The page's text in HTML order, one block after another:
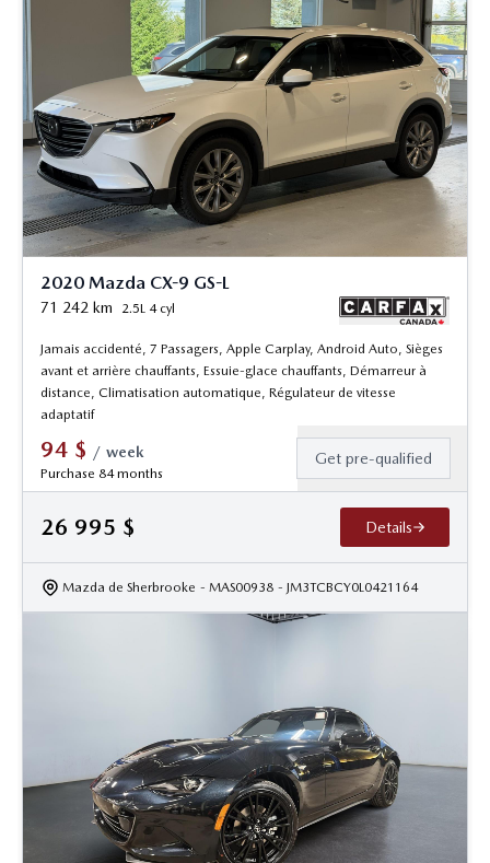
2020 Mazda CX-9 GS-L
71 242 km 2.5L 4 cyl
Jamais accidenté, 7 Passagers, Apple Carplay, Android Auto, Sièges
avant et arrière chauffants, Essuie-glace chauffants, Démarreur à
distance, Climatisation automatique, Régulateur de vitesse
adaptatif
94 $ / week
Purchase 84 months
Get pre-qualified
26 995 $ Details
Mazda de Sherbrooke - MAS00938 - JM3TCBCY0L0421164